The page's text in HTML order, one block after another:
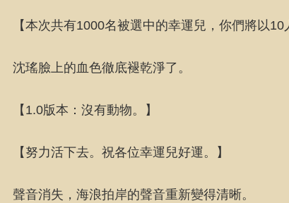
【本次共有1000名被選中的幸運兒，你們將以
沈瑤臉上的血色徹底褪乾淨了。
【1.0版本：沒有動物。】
【努力活下去。祝各位幸運兒好運。】
聲音消失，海浪拍岸的聲音重新變得清晰。